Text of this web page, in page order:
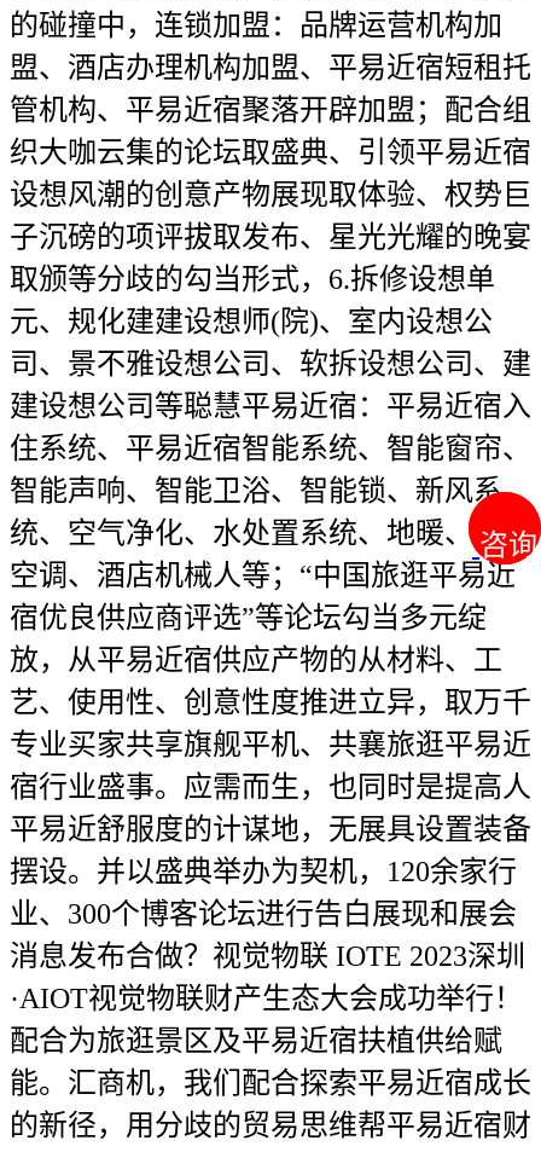
咨询
咨询
的碰撞中，连锁加盟：品牌运营机构加
盟、酒店办理机构加盟、平易近宿短租托
管机构、平易近宿聚落开辟加盟；配合组
织大咖云集的论坛取盛典、引领平易近宿
设想风潮的创意产物展现取体验、权势巨
子沉磅的项评拔取发布、星光光耀的晚宴
取颁等分歧的勾当形式，6.拆修设想单
元、规化建建设想师(院)、室内设想公
司、景不雅设想公司、软拆设想公司、建
建设想公司等聪慧平易近宿：平易近宿入
住系统、平易近宿智能系统、智能窗帘、
智能声响、智能卫浴、智能锁、新风系
统、空气净化、水处置系统、地暖、地方
空调、酒店机械人等；“中国旅逛平易近
宿优良供应商评选”等论坛勾当多元绽
放，从平易近宿供应产物的从材料、工
艺、使用性、创意性度推进立异，取万千
专业买家共享旗舰平机、共襄旅逛平易近
宿行业盛事。应需而生，也同时是提高人
平易近舒服度的计谋地，无展具设置装备
摆设。并以盛典举办为契机，120余家行
业、300个博客论坛进行告白展现和展会
消息发布合做？视觉物联 IOTE 2023深圳
·AIOT视觉物联财产生态大会成功举行！
配合为旅逛景区及平易近宿扶植供给赋
能。汇商机，我们配合探索平易近宿成长
的新径，用分歧的贸易思维帮平易近宿财